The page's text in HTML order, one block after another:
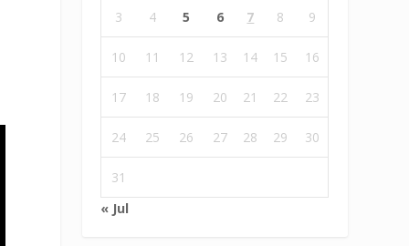
3 4 5 6 7 8 9
10 11 12 13 14 15 16
17 18 19 20 21 22 23
24 25 26 27 28 29 30
31
« Jul